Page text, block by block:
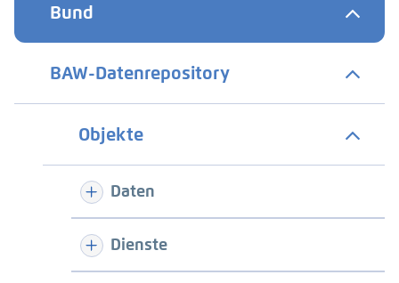
Bund
BAW-Datenrepository
Objekte
Daten
Dienste